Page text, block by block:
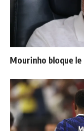
Mourinho bloque